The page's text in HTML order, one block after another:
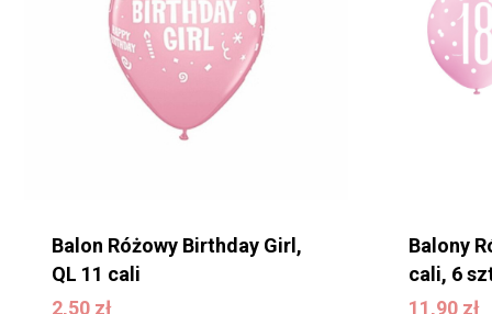
Balon Różowy Birthday Girl,
QL 11 cali
2,50 zł
Balony
cali, 6
11,90 zł
11,90zł